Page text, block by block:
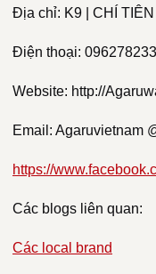
Địa chỉ: K9 | CHÍ
Điện thoại:
Website: http://
Email: Agaruvietnam
https://
Các blogs liên quan:
Các local brand